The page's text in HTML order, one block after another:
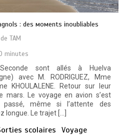
: dеѕ момеntѕ іnоublіаblеѕ
TAM
minutes
sont allés à Huelva
avec M. RODRIGUEZ, Mme
KHOULALENE. Retour sur leur
mars. Le voyage en avion s’est
passé, même si l’attente des
longue. Le trajet […]
scolaires Voyage